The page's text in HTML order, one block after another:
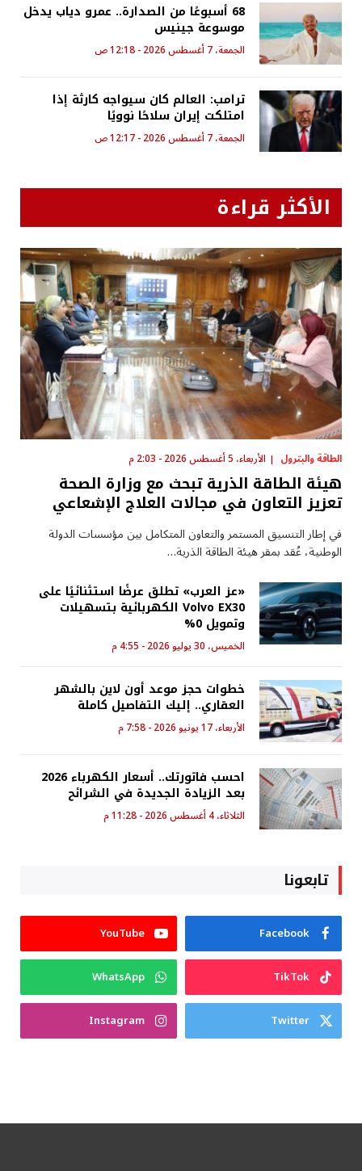
68 أسبوعًا من الصدارة.. عمرو دياب يدخل
موسوعة جينيس
الجمعة، 7 أغسطس 2026 - 12:18 ص
ترامب: العالم كان سيواجه كارثة إذا
امتلكت إيران سلاحًا نوويًا
الجمعة، 7 أغسطس 2026 - 12:17 ص
الأكثر قراءة
الطاقة والبترول الأربعاء، 5 أغسطس 2026 - 2:03 م
هيئة الطاقة الذرية تبحث مع وزارة الصحة
تعزيز التعاون في مجالات العلاج الإشعاعي
في إطار التنسيق المستمر والتعاون المتكامل بين مؤسسات الدولة
الوطنية، عُقد بمقر هيئة الطاقة الذرية…
«عز العرب» تطلق عرضًا استثنائيًا على
Volvo EX30 الكهربائية بتسهيلات
وتمويل 0%
الخميس، 30 يوليو 2026 - 4:55 م
خطوات حجز موعد أون لاين بالشهر
العقاري.. إليك التفاصيل كاملة
الأربعاء، 17 يونيو 2026 - 7:58 م
احسب فاتورتك.. أسعار الكهرباء 2026
بعد الزيادة الجديدة في الشرائح
الثلاثاء، 4 أغسطس 2026 - 11:28 م
تابعونا
Facebook
YouTube
TikTok
WhatsApp
Twitter
Instagram